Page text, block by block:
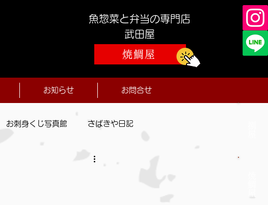
魚惣菜と弁当の専門店
​武田屋
焼鯛屋
お知らせ お問合せ
お刺身くじ写真館 さばきや日記